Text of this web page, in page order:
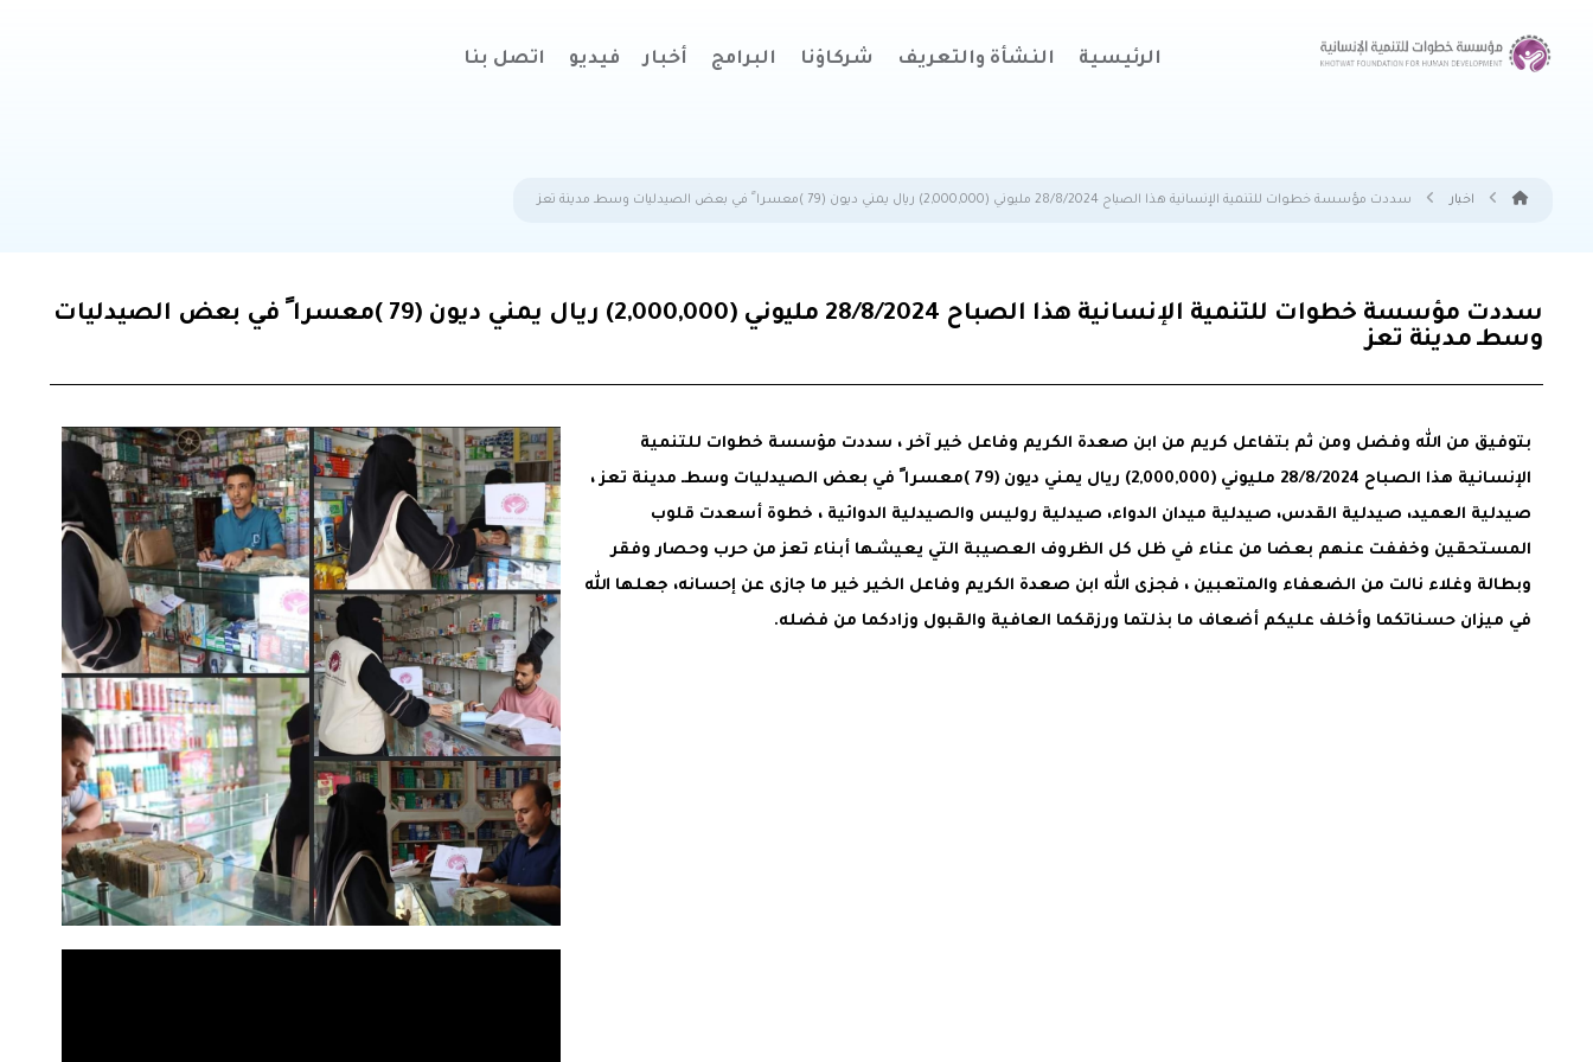
الرئيسية النشأة والتعريف شركاؤنا البرامج أخبار فيديو اتصل بنا
اخبار سددت مؤسسة خطوات للتنمية الإنسانية هذا الصباح 28/8/2024 مليوني (2,000,000) ريال يمني ديون (79 )معسرا ً في بعض الصيدليات وسطـ مدينة تعز
سددت مؤسسة خطوات للتنمية الإنسانية هذا الصباح 28/8/2024 مليوني (2,000,000) ريال يمني ديون (79 )معسرا ً في بعض الصيدليات
وسطـ مدينة تعز
بتوفيق من الله وفضل ومن ثم بتفاعل كريم من ابن صعدة الكريم وفاعل خير آخر ، سددت مؤسسة خطوات للتنمية
الإنسانية هذا الصباح 28/8/2024 مليوني (2,000,000) ريال يمني ديون (79 )معسرا ً في بعض الصيدليات وسطـ مدينة تعز ،
صيدلية العميد، صيدلية القدس، صيدلية ميدان الدواء، صيدلية روليس والصيدلية الدوائية ، خطوة أسعدت قلوب
المستحقين وخففت عنهم بعضا من عناء في ظل كل الظروف العصيبة التي يعيشها أبناء تعز من حرب وحصار وفقر
وبطالة وغلاء نالت من الضعفاء والمتعبين ، فجزى الله ابن صعدة الكريم وفاعل الخير خير ما جازى عن إحسانه، جعلها الله
في ميزان حسناتكما وأخلف عليكم أضعاف ما بذلتما ورزقكما العافية والقبول وزادكما من فضله.